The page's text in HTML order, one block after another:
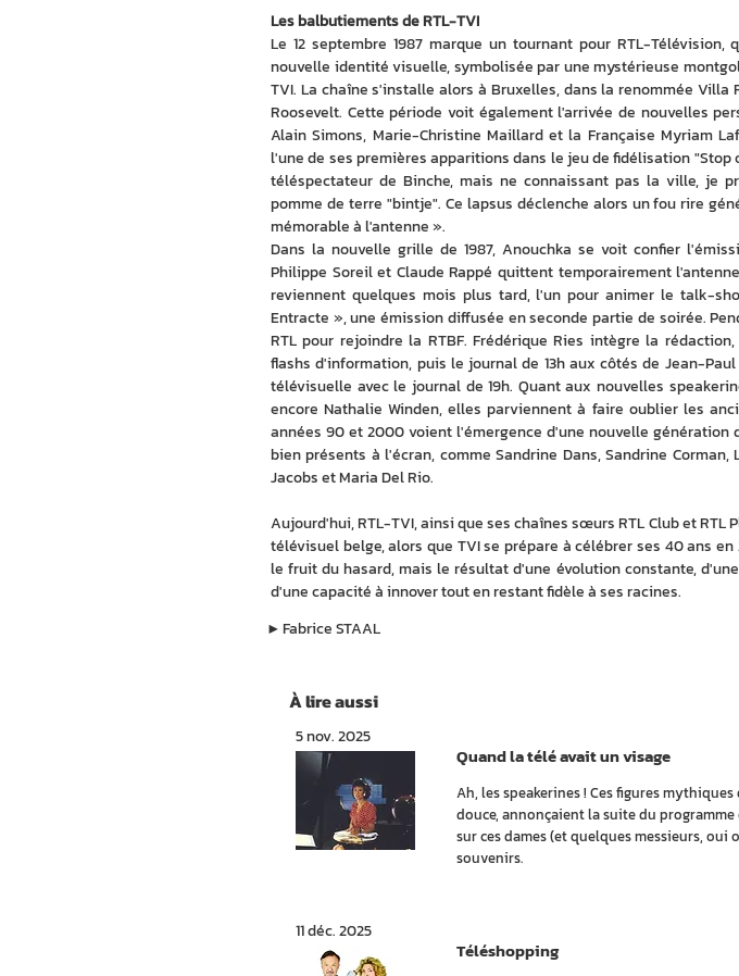
Les balbutiements de RTL-TVI
Le 12 septembre 1987 marque un tournant pour RTL-
nouvelle identité visuelle, symbolisée par une mystérieuse
TVI. La chaîne s'installe alors à Bruxelles, dans la renommée Villa
Roosevelt. Cette période voit également l'arrivée de nouvelles
Alain Simons, Marie-Christine Maillard et la Française Myriam
l'une de ses premières apparitions dans le jeu de fidélisation "Stop
téléspectateur de Binche, mais ne connaissant pas la ville, je
pomme de terre "bintje". Ce lapsus déclenche alors un fou rire
mémorable à l'antenne ».
Dans la nouvelle grille de 1987, Anouchka se voit confier
Philippe Soreil et Claude Rappé quittent temporairement
reviennent quelques mois plus tard, l'un pour animer le talk-
Entracte », une émission diffusée en seconde partie de soirée.
RTL pour rejoindre la RTBF. Frédérique Ries intègre la
flashs d'information, puis le journal de 13h aux côtés de Jean-
télévisuelle avec le journal de 19h. Quant aux nouvelles
encore Nathalie Winden, elles parviennent à faire oublier les
années 90 et 2000 voient l'émergence d'une nouvelle génération
bien présents à l'écran, comme Sandrine Dans, Sandrine Corman,
Jacobs et Maria Del Rio.
Aujourd'hui, RTL-TVI, ainsi que ses chaînes sœurs RTL Club et RTL
télévisuel belge, alors que TVI se prépare à célébrer ses 40 ans
le fruit du hasard, mais le résultat d'une évolution constante,
d'une capacité à innover tout en restant fidèle à ses racines.
Fabrice STAAL
▶︎
À lire aussi
5 nov. 2025
Ah, les speakerines ! Ces figures
douce, annonçaient la suite du
sur ces dames (et quelques messieurs,
souvenirs.
Quand la télé avait un visage
11 déc. 2025
Téléshopping